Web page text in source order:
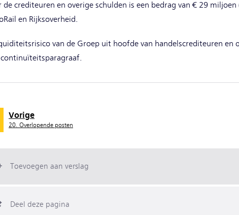
de crediteuren en overige schulden is een bedrag van € 29
en Rijksoverheid.
van de Groep uit hoofde van handelscrediteuren
Vorige
20. Overlopende posten
Toevoegen aan verslag
Deel deze pagina